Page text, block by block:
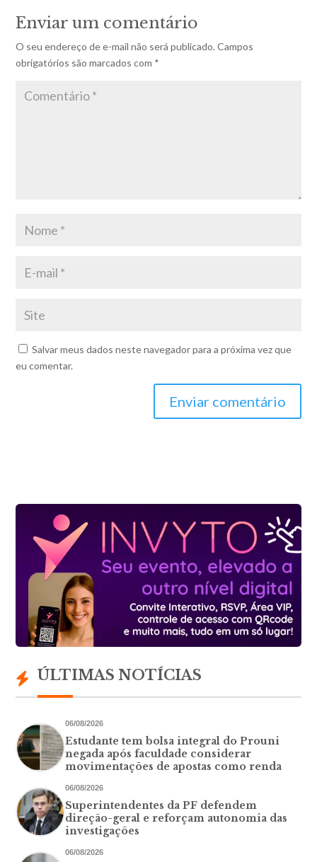
Enviar um comentário
O seu endereço de e-mail não será publicado. Campos
obrigatórios são marcados com *
Salvar meus dados neste navegador para a próxima vez que
eu comentar.
Enviar comentário
ÚLTIMAS NOTÍCIAS
06/08/2026
Estudante tem bolsa integral do Prouni
negada após faculdade considerar
movimentações de apostas como renda
06/08/2026
Superintendentes da PF defendem
direção-geral e reforçam autonomia das
investigações
06/08/2026